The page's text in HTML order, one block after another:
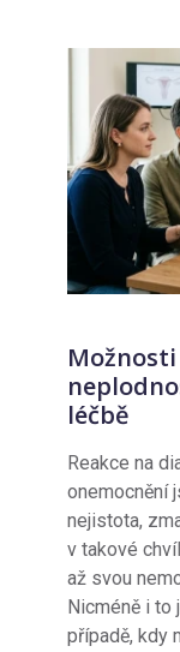
léčbě
Reakce na
onemocnění
nejistota,
v takové
až svou
Nicméně i to
případě, kdy